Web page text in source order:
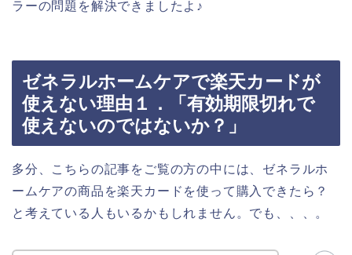
ラーの問題を解決できましたよ♪
ゼネラルホームケアで楽天カードが
使えない理由１．「有効期限切れで
使えないのではないか？」
多分、こちらの記事をご覧の方の中には、ゼネラルホ
ームケアの商品を楽天カードを使って購入できたら？
と考えている人もいるかもしれません。でも、、、。